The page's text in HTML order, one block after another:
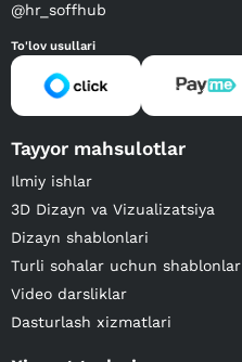
@hr_soffhub
To'lov usullari
Tayyor mahsulotlar
Ilmiy ishlar
3D Dizayn va Vizualizatsiya
Dizayn shablonlari
Turli sohalar uchun shablonlar
Video darsliklar
Dasturlash xizmatlari